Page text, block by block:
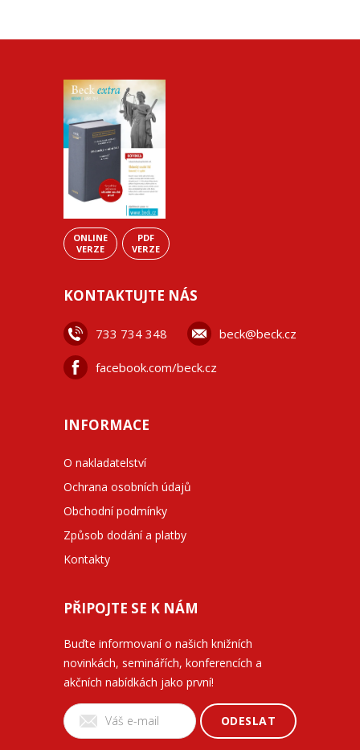
ONLINE
VERZE
PDF
VERZE
KONTAKTUJTE NÁS
733 734 348 beck@beck.cz
facebook.com/beck.cz
INFORMACE
O nakladatelství
Ochrana osobních údajů
Obchodní podmínky
Způsob dodání a platby
Kontakty
PŘIPOJTE SE K NÁM
Buďte informovaní o našich knižních
novinkách, seminářích, konferencích a
akčních nabídkách jako první!
ODESLAT